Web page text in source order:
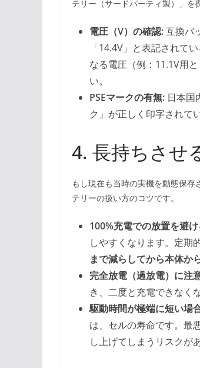
テリー（サードパーティ製）」を
電圧（V）の確認:互換バ
「14.4V」と表記されて
なる電圧（例：11.1V用
い。
PSEマークの有無: 日本国
ク」が正しく印字されて
4. 長持ちさせ
もし現在も当時の実機を動態保
テリーの扱い方のコツです。
100%充電での放置を避
しやすくなります。定期
まで減らしてから本体か
完全放電（過放電）に注
き、二度と充電できなく
駆動時間が極端に短い場
は、セルの寿命です。最
し上げてしまうリスクが